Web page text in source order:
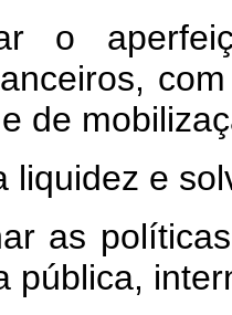
o
de
liquidez e
as
pública,